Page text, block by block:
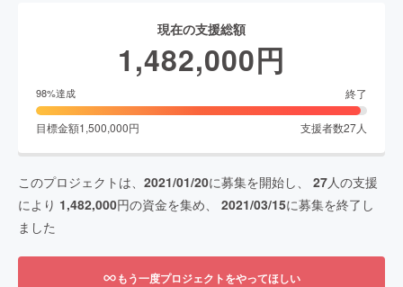
現在の支援総額
1,482,000円
98%達成 終了
目標金額1,500,000円 支援者数27人
このプロジェクトは、 2021/01/20に募集を開始し、 27人の支援
により 1,482,000円の資金を集め、 2021/03/15に募集を終了し
ました
もう一度プロジェクトをやってほしい